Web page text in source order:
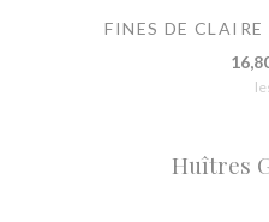
FINES DE
Huîtres